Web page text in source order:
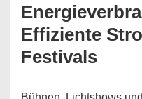
Effiziente
Festivals